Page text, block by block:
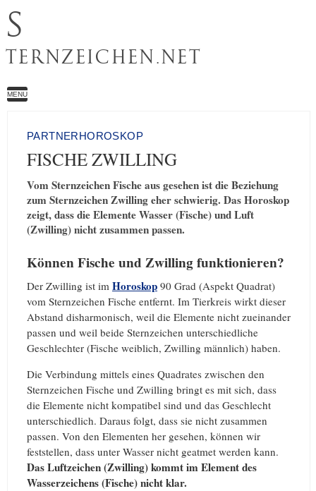
S
TERNZEICHEN.NET
MENU
PARTNERHOROSKOP
FISCHE ZWILLING
Vom Sternzeichen Fische aus gesehen ist die Beziehung
zum Sternzeichen Zwilling eher schwierig. Das Horoskop
zeigt, dass die Elemente Wasser (Fische) und Luft
(Zwilling) nicht zusammen passen.
Können Fische und Zwilling funktionieren?
Der Zwilling ist im Horoskop 90 Grad (Aspekt Quadrat)
vom Sternzeichen Fische entfernt. Im Tierkreis wirkt dieser
Abstand disharmonisch, weil die Elemente nicht zueinander
passen und weil beide Sternzeichen unterschiedliche
Geschlechter (Fische weiblich, Zwilling männlich) haben.
Die Verbindung mittels eines Quadrates zwischen den
Sternzeichen Fische und Zwilling bringt es mit sich, dass
die Elemente nicht kompatibel sind und das Geschlecht
unterschiedlich. Daraus folgt, dass sie nicht zusammen
passen. Von den Elementen her gesehen, können wir
feststellen, dass unter Wasser nicht geatmet werden kann.
Das Luftzeichen (Zwilling) kommt im Element des
Wasserzeichens (Fische) nicht klar.